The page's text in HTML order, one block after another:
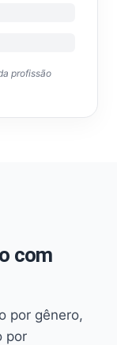
profissão
com
por gênero,
por